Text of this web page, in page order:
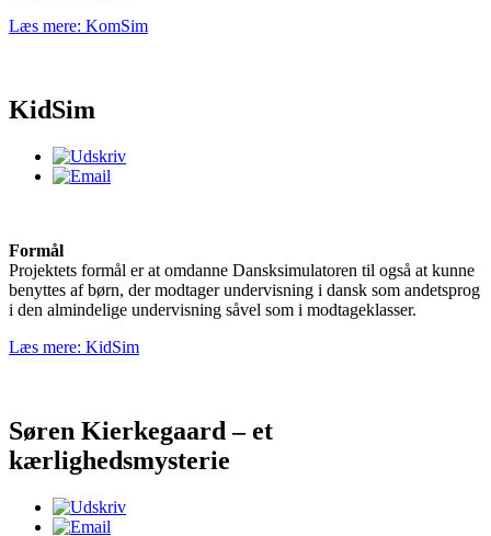
Læs mere: KomSim
KidSim
Formål
Projektets formål er at omdanne Dansksimulatoren til også at kunne
benyttes af børn, der modtager undervisning i dansk som andetsprog
i den almindelige undervisning såvel som i modtageklasser.
Læs mere: KidSim
Søren Kierkegaard – et
kærlighedsmysterie